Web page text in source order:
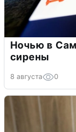
Ночью в
сирены
8 августа 0